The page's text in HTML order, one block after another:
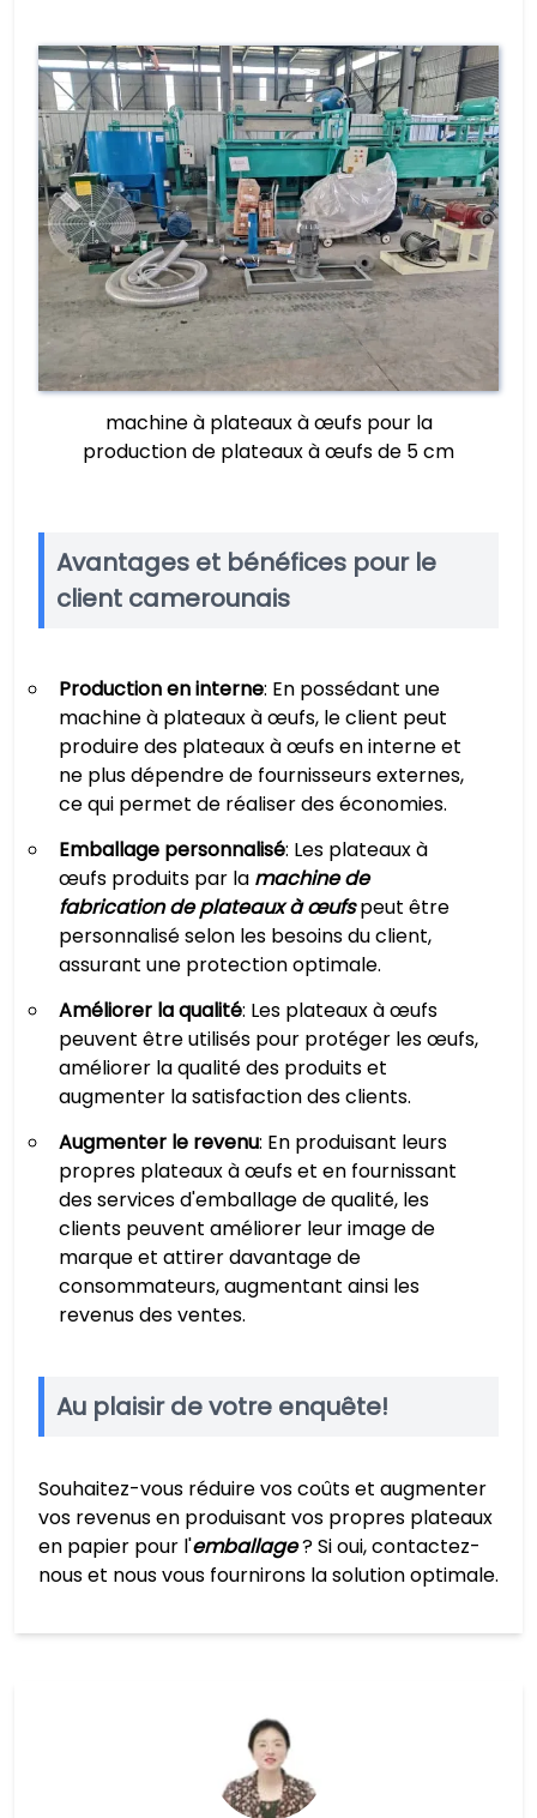
machine à plateaux à œufs pour la
production de plateaux à œufs de 5 cm
Avantages et bénéfices pour le
client camerounais
Production en interne: En possédant une
machine à plateaux à œufs, le client peut
produire des plateaux à œufs en interne et
ne plus dépendre de fournisseurs externes,
ce qui permet de réaliser des économies.
Emballage personnalisé: Les plateaux à
œufs produits par la machine de
fabrication de plateaux à œufspeut être
personnalisé selon les besoins du client,
assurant une protection optimale.
Améliorer la qualité: Les plateaux à œufs
peuvent être utilisés pour protéger les œufs,
améliorer la qualité des produits et
augmenter la satisfaction des clients.
Augmenter le revenu: En produisant leurs
propres plateaux à œufs et en fournissant
des services d'emballage de qualité, les
clients peuvent améliorer leur image de
marque et attirer davantage de
consommateurs, augmentant ainsi les
revenus des ventes.
Au plaisir de votre enquête!
Souhaitez-vous réduire vos coûts et augmenter
vos revenus en produisant vos propres plateaux
en papier pour l'emballage? Si oui, contactez-
nous et nous vous fournirons la solution optimale.